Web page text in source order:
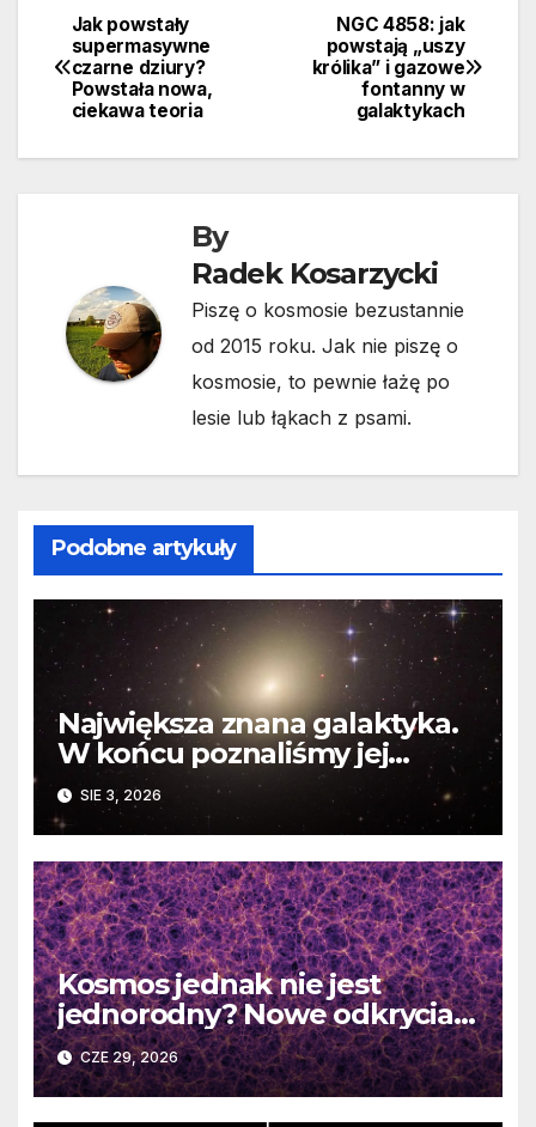
Nawigacja
wpisu
NGC 4858: jak
powstają „uszy
królika” i gazowe
fontanny w
galaktykach
Jak powstały
supermasywne
czarne dziury?
Powstała nowa,
ciekawa teoria
By
Radek Kosarzycki
Piszę o kosmosie bezustannie
od 2015 roku. Jak nie piszę o
kosmosie, to pewnie łażę po
lesie lub łąkach z psami.
Podobne artykuły
Największa znana galaktyka.
W końcu poznaliśmy jej
faktyczne wymiary
SIE 3, 2026
Kosmos jednak nie jest
jednorodny? Nowe odkrycia
DESI burzą fundamentalne
zasady kosmologii
CZE 29, 2026